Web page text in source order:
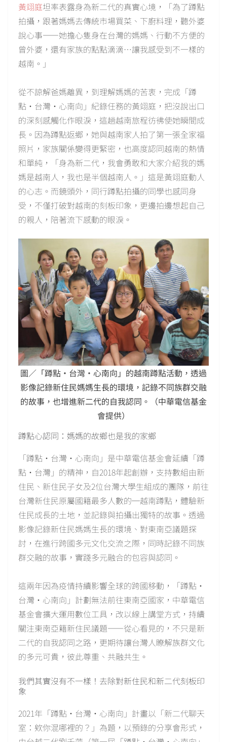
黃翊庭坦率表露身為新二代的真實心境，「為了蹲點
拍攝，跟著媽媽去傳統市場買菜、下廚料理，聽外婆
說心事——她擔心隻身在台灣的媽媽、行動不方便的
曾外婆，還有家族的點點滴滴…讓我感受到不一樣的
越南。」
從不諒解爸媽離異，到理解媽媽的苦衷，完成「蹲
點‧台灣‧心南向」紀錄任務的黃翊庭，把沒說出口
的深刻感觸化作眼淚，這趟越南旅程彷彿使她瞬間成
長。因為蹲點返鄉，她與越南家人拍了第一張全家福
照片，家族關係變得更緊密，也高度認同越南的熱情
和單純，「身為新二代，我會勇敢和大家介紹我的媽
媽是越南人，我也是半個越南人。」這是黃翊庭動人
的心志。而鏡頭外，同行蹲點拍攝的同學也感同身
受，不僅打破對越南的刻板印象，更邊拍邊想起自己
的親人，陪著流下感動的眼淚。
圖／「蹲點‧台灣‧心南向」的越南蹲點活動，透過
影像記錄新住民媽媽生長的環境，記錄不同族群交融
的故事，也增進新二代的自我認同。（中華電信基金
會提供）
蹲點心認同：媽媽的故鄉也是我的家鄉
「蹲點‧台灣‧心南向」是中華電信基金會延續「蹲
點‧台灣」的精神，自2018年起創辦，支持數組由新
住民、新住民子女及2位台灣大學生組成的團隊，前往
台灣新住民原屬國籍最多人數的─越南蹲點，體驗新
住民成長的土地，並記錄與拍攝出獨特的故事。透過
影像記錄新住民媽媽生長的環境、對東南亞議題探
討，在進行跨國多元文化交流之際，同時記錄不同族
群交融的故事，實踐多元融合的包容與認同。
這兩年因為疫情持續影響全球的跨國移動，「蹲點‧
台灣‧心南向」計劃無法前往東南亞國家，中華電信
基金會擴大運用數位工具，改以線上講堂方式，持續
關注東南亞籍新住民議題——從心看見的，不只是新
二代的自我認同之路，更期待讓台灣人瞭解族群文化
的多元可貴，彼此尊重、共融共生。
我們其實沒有不一樣！去除對新住民和新二代刻板印
象
2021年「蹲點‧台灣‧心南向」計畫以「新二代聊天
室：欸你混哪裡的？」為題，以預錄的分享會形式，